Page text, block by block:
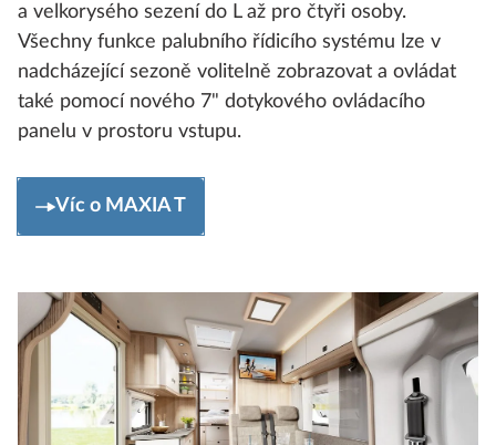
a velkorysého sezení do L až pro čtyři osoby.
Všechny funkce palubního řídicího systému lze v
nadcházející sezoně volitelně zobrazovat a ovládat
také pomocí nového 7" dotykového ovládacího
panelu v prostoru vstupu.
Víc o MAXIA T